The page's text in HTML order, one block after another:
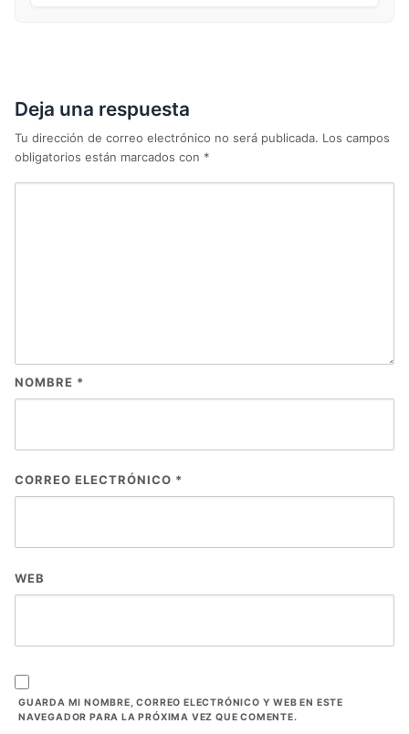
Deja una respuesta
Tu dirección de correo electrónico no será publicada. Los campos
obligatorios están marcados con *
NOMBRE *
CORREO ELECTRÓNICO *
WEB
GUARDA MI NOMBRE, CORREO ELECTRÓNICO Y WEB EN ESTE
NAVEGADOR PARA LA PRÓXIMA VEZ QUE COMENTE.